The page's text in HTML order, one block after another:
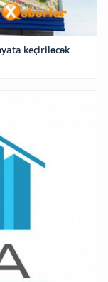
keçiriləcək